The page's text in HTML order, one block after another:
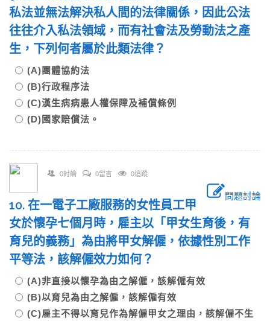
私法並無法解決私人間的法律關係，因此公法
往往介入私法領域，而有社會法及勞動法之產
生，下列何者屬於此類法律？
(A)團體協約法
(B)行政程序法
(C)漢生病病患人權保障及補償條例
(D)國家賠償法。
0討論 0留言 0追蹤
問題討論
10. 在一電子工廠服務的女性員工甲
女於懷孕七個月時，雇主以「甲女生育後，有
育兒的義務」為由將甲女解僱，依據性別工作
平等法，該解僱效力如何？
(A)非直接以懷孕為由之解僱，該解僱有效
(B)以育兒為由之解僱，該解僱有效
(C)雇主不得以育兒作為解僱甲女之理由，該解僱不生